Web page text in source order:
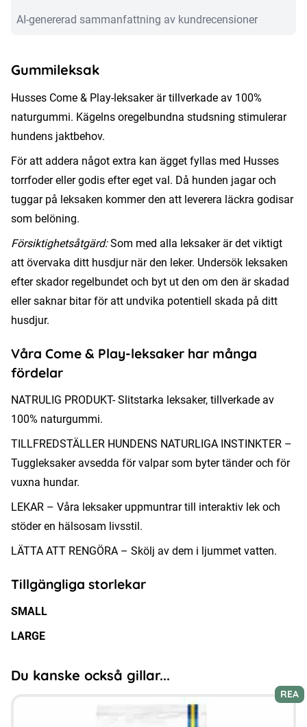
mängd
AI-genererad sammanfattning av kundrecensioner
Gummileksak
Husses Come & Play-leksaker är tillverkade av 100%
naturgummi. Kägelns oregelbundna studsning stimulerar
hundens jaktbehov.
För att addera något extra kan ägget fyllas med Husses
torrfoder eller godis efter eget val. Då hunden jagar och
tuggar på leksaken kommer den att leverera läckra godisar
som belöning.
Försiktighetsåtgärd:Som med alla leksaker är det viktigt
att övervaka ditt husdjur när den leker. Undersök leksaken
efter skador regelbundet och byt ut den om den är skadad
eller saknar bitar för att undvika potentiell skada på ditt
husdjur.
Våra Come & Play-leksaker har många
fördelar
NATRULIG PRODUKT- Slitstarka leksaker, tillverkade av
100% naturgummi.
TILLFREDSTÄLLER HUNDENS NATURLIGA INSTINKTER –
Tuggleksaker avsedda för valpar som byter tänder och för
vuxna hundar.
LEKAR – Våra leksaker uppmuntrar till interaktiv lek och
stöder en hälsosam livsstil.
LÄTTA ATT RENGÖRA – Skölj av dem i ljummet vatten.
Tillgängliga storlekar
SMALL
LARGE
Du kanske också gillar...
REA